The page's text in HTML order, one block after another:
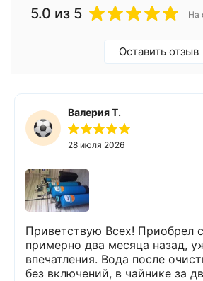
5.0 из 5 На
Оставить отзыв
Валерия Т.
28 июля 2026
Приветствую Всех! Приобрел систему
примерно два месяца назад, уже есть
впечатления. Вода после очистки без запаха,
без включений, в чайнике за